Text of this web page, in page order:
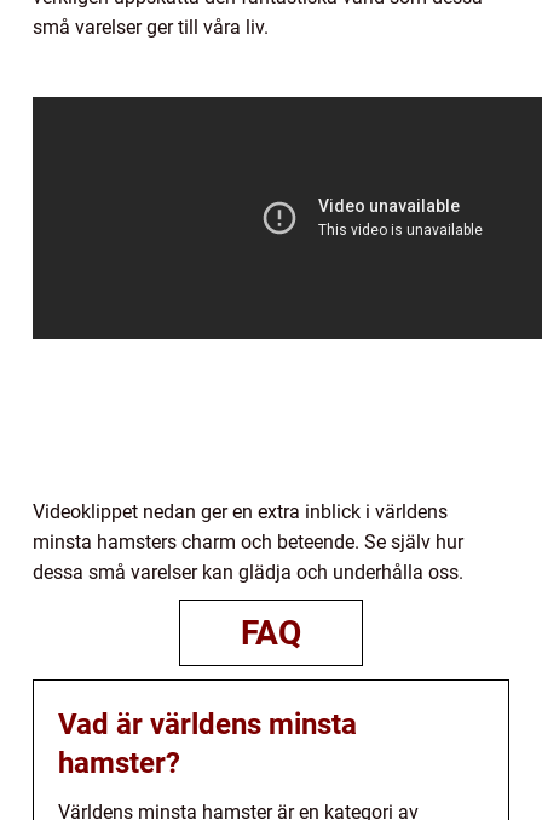
små varelser ger till våra liv.
Videoklippet nedan ger en extra inblick i världens
minsta hamsters charm och beteende. Se själv hur
dessa små varelser kan glädja och underhålla oss.
FAQ
Vad är världens minsta
hamster?
Världens minsta hamster är en kategori av